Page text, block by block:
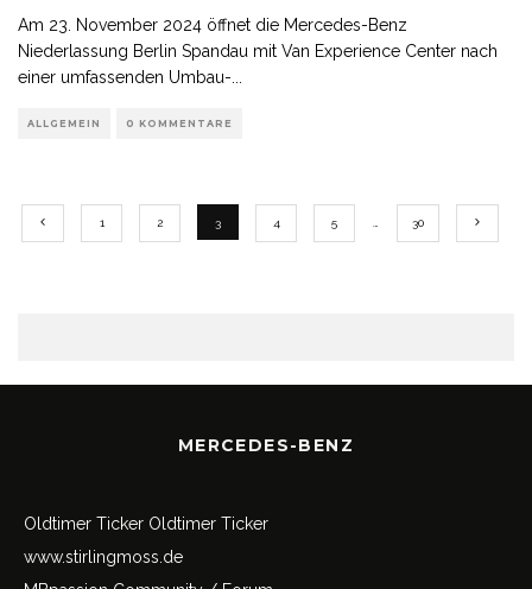
Am 23. November 2024 öffnet die Mercedes-Benz
Niederlassung Berlin Spandau mit Van Experience Center nach
einer umfassenden Umbau-
ALLGEMEIN 0 KOMMENTARE
1 2 3 4 5 30
MERCEDES-BENZ
Oldtimer Ticker Oldtimer Ticker
www.stirlingmoss.de